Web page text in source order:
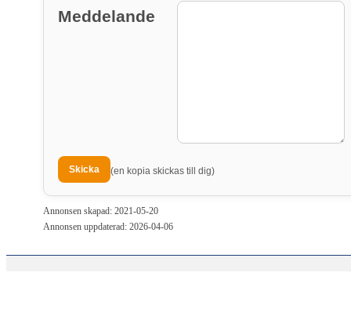
Meddelande
(en kopia skickas till dig)
Annonsen skapad: 2021-05-20
Annonsen uppdaterad: 2026-04-06